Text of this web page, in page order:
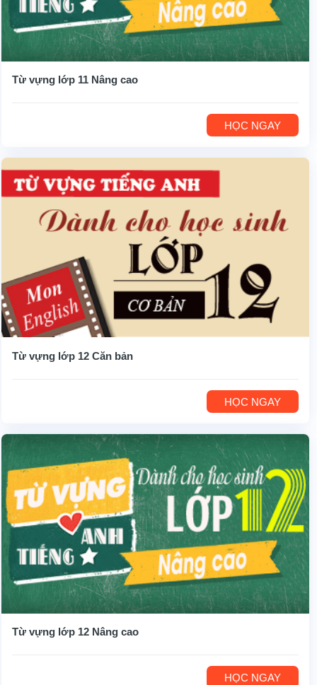
Từ vựng lớp 11 Nâng cao
HỌC NGAY
Từ vựng lớp 12 Căn bản
HỌC NGAY
Từ vựng lớp 12 Nâng cao
HỌC NGAY